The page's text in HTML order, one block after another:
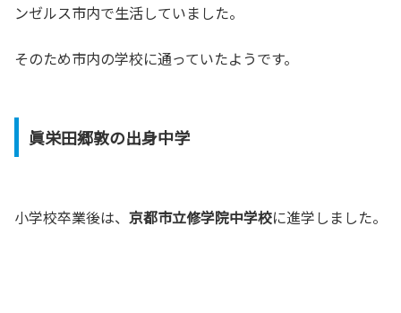
ンゼルス市内で生活していました。
そのため市内の学校に通っていたようです。
眞栄田郷敦の出身中学
小学校卒業後は、 京都市立修学院中学校に進学しました。